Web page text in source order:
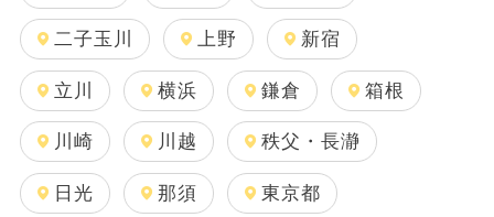
二子玉川 上野 新宿
立川 横浜 鎌倉 箱根
川崎 川越 秩父・長瀞
日光 那須 東京都